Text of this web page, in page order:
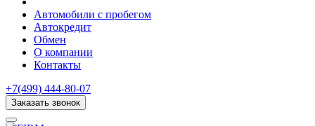
Автомобили с пробегом
Автокредит
Обмен
О компании
Контакты
+7(499) 444-80-07
Заказать звонок